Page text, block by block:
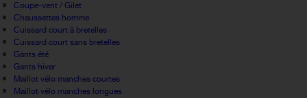
Coupe-vent / Gilet
Chaussettes homme
Cuissard court à bretelles
Cuissard court sans bretelles
Gants été
Gants hiver
Maillot vélo manches courtes
Maillot vélo manches longues